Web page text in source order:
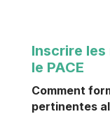
Inscrire
le PACE
Comment
pertinentes